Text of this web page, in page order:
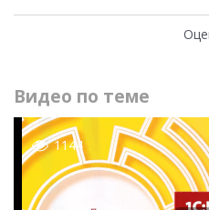
Видео по теме
1144